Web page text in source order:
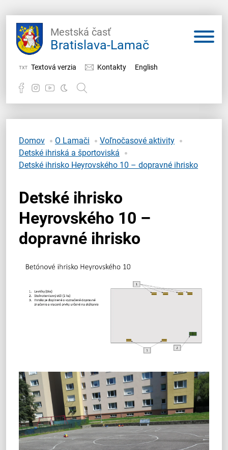
Mestská časť
Bratislava-Lamač
Textová verzia Kontakty English
Samospráva
Miestny úrad
Domov O Lamači
Voľnočasové aktivity
Detské ihriská a športoviská
Detské ihrisko Heyrovského 10 – dopravné ihrisko
Detské ihrisko
Heyrovského 10 –
dopravné ihrisko